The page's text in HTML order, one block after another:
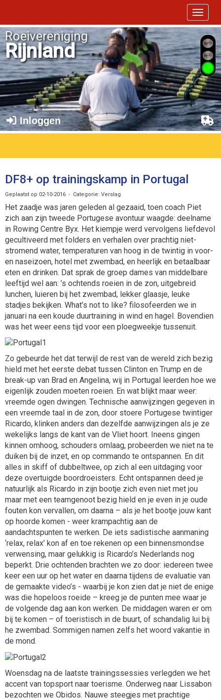
Toggle
Roeivereniging
Rijnland
Inloggen
DF8+ op trainingskamp in Portugal
Geplaatst op 02-10-2016 - Categorie: Verslag
Het zaadje was jaren geleden al gezaaid, toen coach Piet
zich aan zijn tweede Portugese avontuur waagde: deelname
in Rowing Centre Byx. Het kiempje werd vervolgens liefdevol
gecultiveerd met folders en verhalen over prachtig niet-
stromend water, temperaturen van hoog in de twintig in voor-
en naseizoen, hotel met zwembad, en heerlijk en betaalbaar
eten en drinken. Dat sprak de groep dames van middelbare
leeftijd wel aan: ’s ochtends roeien in de zon, uitgebreid
lunchen, luieren bij het zwembad, lekker glaasje, leuke
stadjes bekijken. What’s not to like? filosofeerden we in
januari na een koude duurtraining in wind en hagel. Bovendien
was het weer eens tijd voor een ploegweekje tussenuit.
Zo gebeurde het dat terwijl de rest van de wereld zich bezig
hield met het eerste debat tussen Clinton en Trump en de
break-up van Brad en Angelina, wij in Portugal leerden hoe we
eigenlijk zouden moeten roeien. En wat blijkt maar weer:
vreemde ogen dwingen. Technische aanwijzingen gegeven in
een vreemde taal in de zon, door stoere Portugese twintiger
Ricardo, klinken anders dan dezelfde aanwijzingen als je ze
wekelijks langs de kant van de Vliet hoort. Ineens gingen
kinnen omhoog, schouders omlaag, probeerden we niet na te
duiken bij de inzet, en op commando te ontspannen. En dit
alles in skiff of dubbeltwee, op zich al een uitdaging voor
deze overtuigde boordroeisters. Echt ontspannen deed je
natuurlijk als Ricardo in zijn bootje zich even niet met jou
maar met een teamgenoot bezig hield en je even in je oude
fouten kon vervallen, om daarna – als je het bootje jouw kant
op hoorde komen - weer krampachtig aan de
aandachtspunten te werken. De iets sadistische aanmaning
‘relax, relax’ kon af en toe rekenen op een binnensmondse
verwensing, maar gelukkig is Ricardo’s Nederlands nog
beperkt. Drie ochtenden brachten we zo door: iedereen twee
keer een uur op het water en daarna tijdens de evaluatie van
de gemaakte video’s - waarbij je kon zien dat je niet de enige
was die hopeloos roeide – kreeg je de punten mee waar je
de volgende dag aan kon werken. De middagen waren er om
bij te komen – of toeristisch in de buurt, of schandalig lui bij
he zwembad. Sommigen namen zelfs het woord vakantie in
de mond.
Woensdag na de laatste trainingssessies verlegden we het
accent van topsport naar toerisme. Onderweg naar Lissabon
bezochten we Obidos. Nauwe steegjes met prachtige